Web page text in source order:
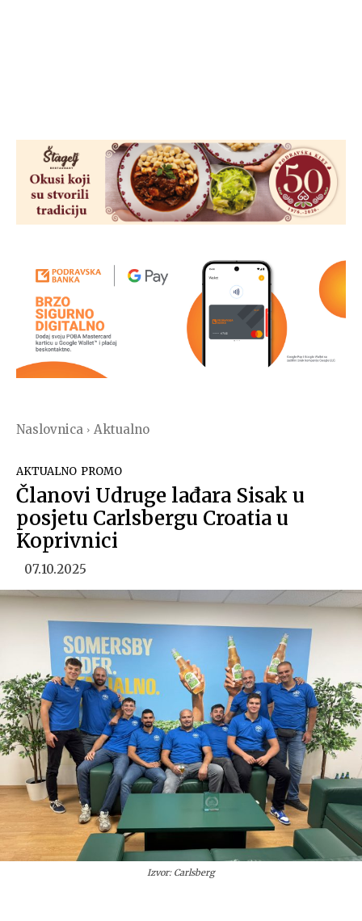
Naslovnica Aktualno
AKTUALNO PROMO
Članovi Udruge lađara Sisak u
posjetu Carlsbergu Croatia u
Koprivnici
07.10.2025
Izvor: Carlsberg